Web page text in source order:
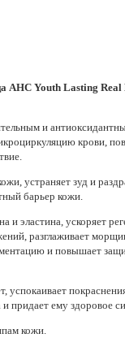
AHC Youth Lasting
и
крови,
устраняет зуд и
барьер кожи.
и эластина, ускоряет
разглаживает
и повышает
успокаивает
придает ему здоровое
кожи.